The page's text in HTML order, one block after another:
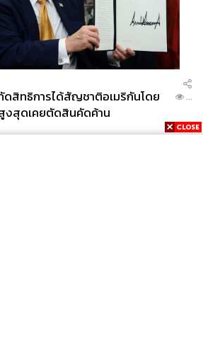
ดสิทธิการได้สัญชาติอเมริกันโดย
งสุดเคยตัดสินคัดค้าน
...